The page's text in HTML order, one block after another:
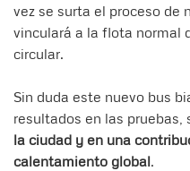
vez se surta el proceso de
vinculará a la flota normal
circular.
Sin duda este nuevo bus
resultados en las pruebas,
la ciudad y en una
calentamiento global.